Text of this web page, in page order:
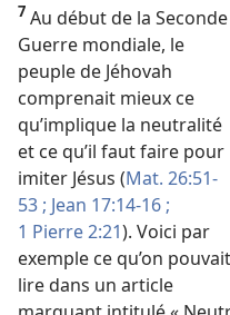
7 Au début de la Seconde
Guerre mondiale, le
peuple de Jéhovah
comprenait mieux ce
qu’implique la neutralité
et ce qu’il faut faire pour
imiter Jésus (Mat. 26:51-
53 ; Jean 17:14-16 ;
1 Pierre 2:21). Voici par
exemple ce qu’on pouvait
lire dans un article